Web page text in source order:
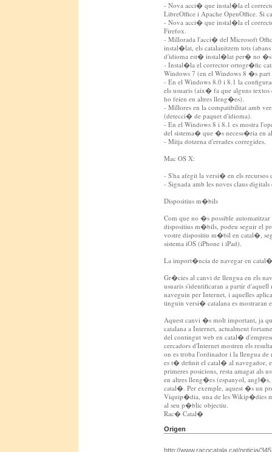
- Nova acci� que instal�la el
LibreOffice i Apache OpenOffice. Si
- Nova acci� que instal�la el
Firefox.
- Millorada l'acci� del Microsoft
instal�lat, els catalanitzem tots
d'idioma est� instal�lat per� no �s
- Instal�la el corrector ortogr�fic
Windows 7 (en el Windows 8 �s part
- En el Windows 8.0 i 8.1 la
els usuaris (aix� fa que alguns
ho feien en altres lleng�es).
- Millores en la compatibilitat amb
(detecci� de paquet d'idioma).
- En el Windows 8 i 8.1 es mostra
del sistema� que �s necess�ria en
- Mitja dotzena d'errades corregides.
Mac OS X:
- S'ha afegit la versi� en els
- Signada amb les noves claus
Dispositius m�bils
Com que no �s possible
dispositius m�bils, podeu seguir el
vostre dispositiu m�bil en catal�,
sistema iOS (iPhone i iPad).
La import�ncia de navegar en catal�
Gr�cies al canvi de llengua en els
usuaris s'identificaran a partir
naveguin per Internet, i aquelles
tinguin versi� catalana es mostraran
Aquest canvi �s molt important, ja
catalana a Internet, actualment
del contingut web en catal�
cercadors d'Internet mostren els
on es troba l'ordinador i la llengua
es t� definit el catal� al navegador,
primeres posicions, resta amagat als
en altres lleng�es (espanyol,
catal�. Per exemple, aquest �s un
Viquip�dia, una de les Wikip�dies
al seu p�blic objectiu.
Rac� Catal�
Origen
http://www.racocatala.cat/noticia/